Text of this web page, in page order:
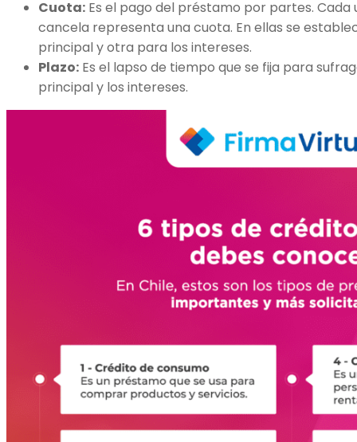
Cuota: Es el pago del préstamo por partes. Cada
cancela representa una cuota. En ellas se
principal y otra para los intereses.
Plazo: Es el lapso de tiempo que se fija para
principal y los intereses.